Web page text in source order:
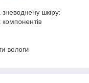
шкіру:
вологи